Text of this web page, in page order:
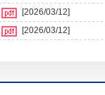
[2026/03/12]
[2026/03/12]